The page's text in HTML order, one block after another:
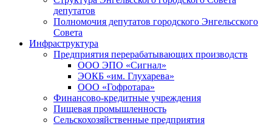
депутатов
Полномочия депутатов городского Энгельсского
Совета
Инфраструктура
Предприятия перерабатывающих производств
ООО ЭПО «Сигнал»
ЭОКБ «им. Глухарева»
ООО «Гофротара»
Финансово-кредитные учреждения
Пищевая промышленность
Сельскохозяйственные предприятия